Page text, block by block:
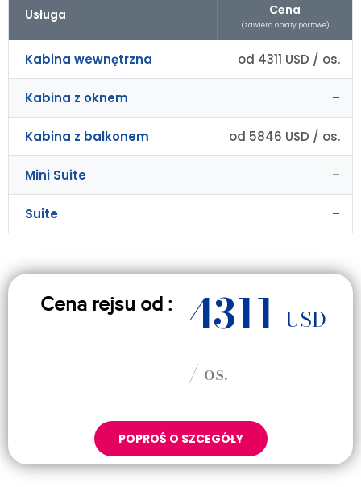
Usługa Cena
(zawiera opłaty portowe)
Kabina wewnętrzna od 4311 USD / os.
Kabina z oknem –
Kabina z balkonem od 5846 USD / os.
Mini Suite –
Suite –
Cena rejsu od : 4311 USD
/ os.
POPROŚ O SZCEGÓŁY